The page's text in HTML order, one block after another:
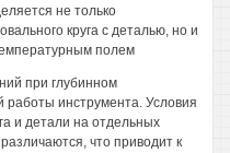
не только
круга с деталью, но и
полем
при глубинном
инструмента. Условия
и детали на отдельных
что приводит к